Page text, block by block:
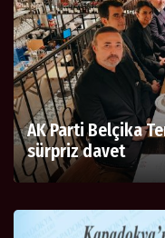
AK Parti Belçika
sürpriz davet